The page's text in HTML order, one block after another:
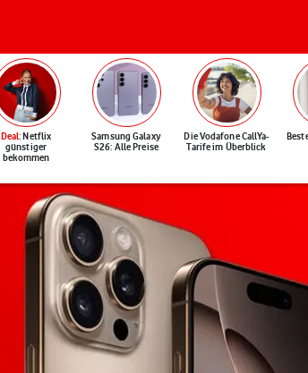
Deal: Netflix
günstiger
bekommen
Samsung Galaxy
S26: Alle Preise
Die Vodafone CallYa-
Tarife im Überblick